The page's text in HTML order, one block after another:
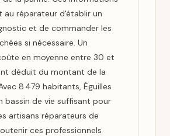
réparateur d'établir un
et de commander les
si nécessaire. Un
en moyenne entre 30 et
déduit du montant de la
8 479 habitants, Éguilles
bassin de vie suffisant pour
artisans réparateurs de
ces professionnels